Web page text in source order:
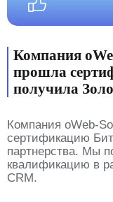
Компания
прошла
получила
Компания oWeb-
сертификацию
партнерства. Мы
квалификацию в
CRM.